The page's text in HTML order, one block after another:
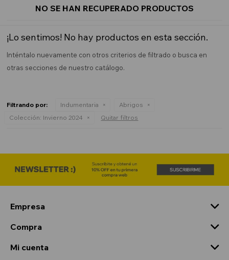
NO SE HAN RECUPERADO PRODUCTOS
¡Lo sentimos! No hay productos en esta sección.
Inténtalo nuevamente con otros criterios de filtrado o busca en
otras secciones de nuestro catálogo.
Filtrando por: Indumentaria
Abrigos
Colección: Invierno 2024 Quitar filtros
Empresa
Compra
Mi cuenta